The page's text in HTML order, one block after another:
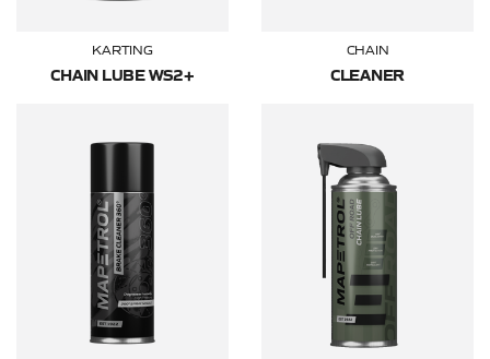
KARTING
CHAIN LUBE WS2+
CHAIN
CLEANER